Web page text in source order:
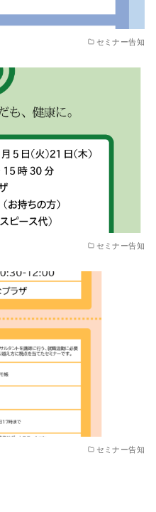
セミナー告知
セミナー告知
セミナー告知